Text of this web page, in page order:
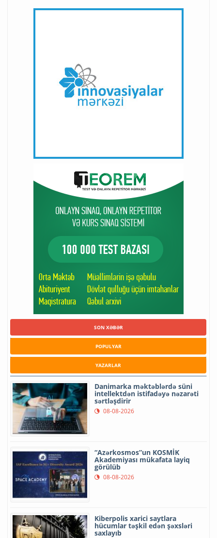
SON XƏBƏR
POPULYAR
YAZARLAR
Danimarka məktəblərdə süni
intellektdən istifadəyə nəzarəti
sərtləşdirir
08-08-2026
“Azərkosmos”un KOSMİK
Akademiyası mükafata layiq
görülüb
08-08-2026
Kiberpolis xarici saytlara
hücumlar təşkil edən şəxsləri
saxlayıb